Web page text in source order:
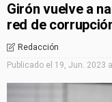
Girón vuelve a
red de
Redacción
Publicado el 19, Jun. 2023